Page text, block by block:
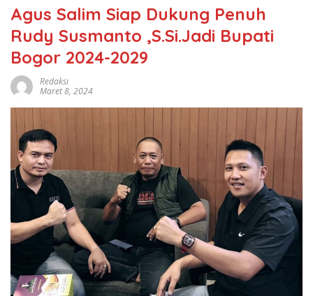
Agus Salim Siap Dukung Penuh
Rudy Susmanto ,S.Si.Jadi Bupati
Bogor 2024-2029
Redaksi
Maret 8, 2024